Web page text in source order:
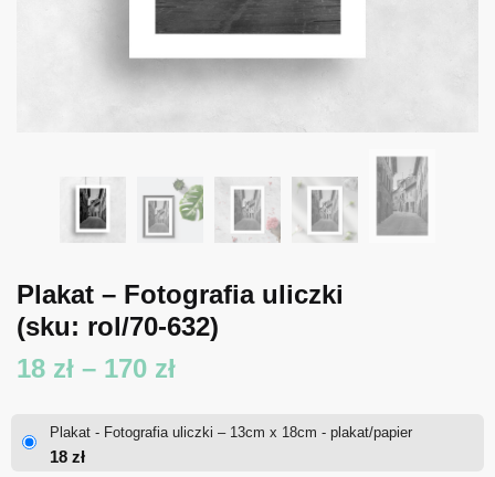
Plakat – Fotografia uliczki
(sku: rol/70-632)
18 zł – 170 złZakres
Plakat - Fotografia uliczki – 13cm x 18cm - plakat/papier
18 zł